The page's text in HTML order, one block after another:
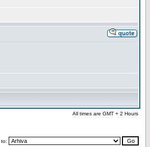
All times are GMT + 2 Hours
to: